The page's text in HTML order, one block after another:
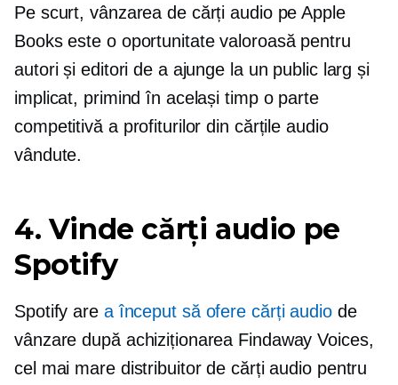
Pe scurt, vânzarea de cărți audio pe Apple
Books este o oportunitate valoroasă pentru
autori și editori de a ajunge la un public larg și
implicat, primind în același timp o parte
competitivă a profiturilor din cărțile audio
vândute.
4. Vinde cărți audio pe
Spotify
Spotify are a început să ofere cărți audiode
vânzare după achiziționarea Findaway Voices,
cel mai mare distribuitor de cărți audio pentru